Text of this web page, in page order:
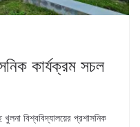
কার্যক্রম সচল
বিশ্ববিদ্যালয়ের প্রশাসনিক